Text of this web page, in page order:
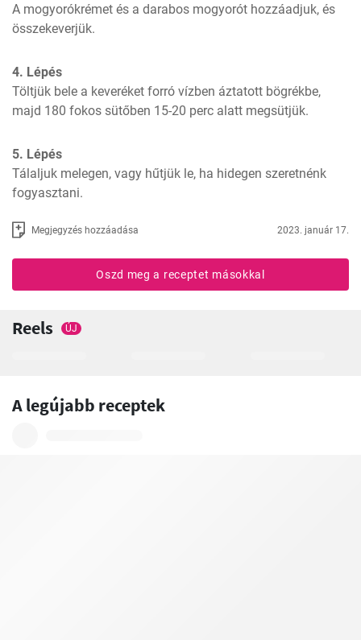
A mogyorókrémet és a darabos mogyorót hozzáadjuk, és
összekeverjük.
4. Lépés
Töltjük bele a keveréket forró vízben áztatott bögrékbe,
majd 180 fokos sütőben 15-20 perc alatt megsütjük.
5. Lépés
Tálaljuk melegen, vagy hűtjük le, ha hidegen szeretnénk
fogyasztani.
Megjegyzés hozzáadása 2023. január 17.
Oszd meg a receptet másokkal
Reels ÚJ
A legújabb receptek